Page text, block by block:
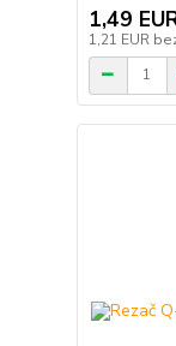
1,49
1,21 EUR